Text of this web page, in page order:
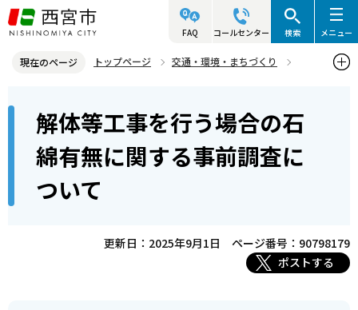
こ
の
ジ
す
FAQ コールセンター 検索 メニュー
現在のページ トップページ
交通・環境・まちづくり
解体等工事を行う場合の石綿有無に関する事前調査について
ら
解体等工事を行う場合の石
綿有無に関する事前調査に
ついて
更新日：2025年9月1日
ページ番号：90798179
ポストする